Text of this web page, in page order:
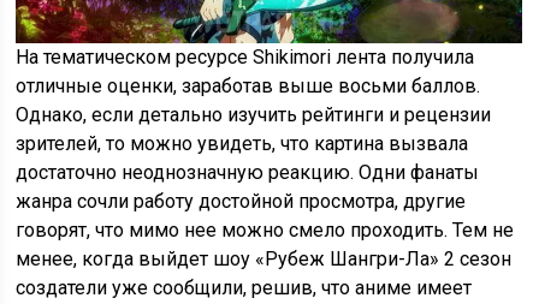
На тематическом ресурсе Shikimori лента получила
отличные оценки, заработав выше восьми баллов.
Однако, если детально изучить рейтинги и рецензии
зрителей, то можно увидеть, что картина вызвала
достаточно неоднозначную реакцию. Одни фанаты
жанра сочли работу достойной просмотра, другие
говорят, что мимо нее можно смело проходить. Тем не
менее, когда выйдет шоу «Рубеж Шангри-Ла» 2 сезон
создатели уже сообщили, решив, что аниме имеет